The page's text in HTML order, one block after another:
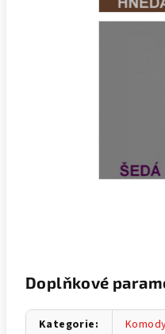
Doplňkové
Kategorie: